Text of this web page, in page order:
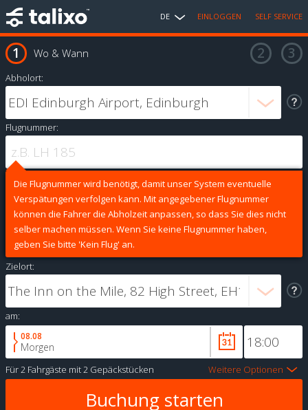
DE EINLOGGEN SELF SERVICE
Wo & Wann
Abholort:
Flugnummer:
Die Flugnummer wird benötigt, damit unser System eventuelle
Verspätungen verfolgen kann. Mit angegebener Flugnummer
können die Fahrer die Abholzeit anpassen, so dass Sie dies nicht
selber machen müssen. Wenn Sie keine Flugnummer haben,
geben Sie bitte 'Kein Flug' an.
Zielort:
am:
08.08
Morgen
Für2 Fahrgäste mit2 Gepäckstücken Weitere Optionen